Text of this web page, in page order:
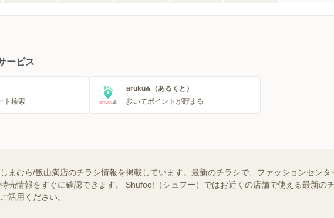
ービス
ト検索
aruku&（あるくと）
歩いてポイントが貯まる
まむら/飯山満店のチラシ情報を掲載しています。最新のチラシで、ファッションセン
売情報をすぐに確認できます。 Shufoo!（シュフー）ではお近くの店舗で使える最新の
活用ください。